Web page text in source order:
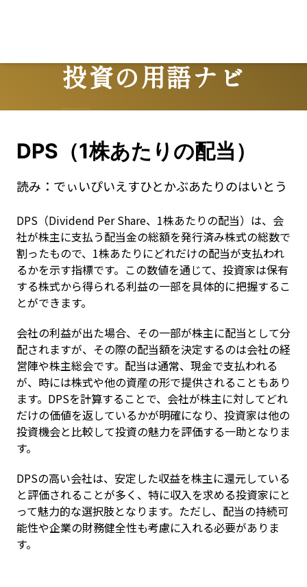
投資の用語ナビ
Terms
DPS（1株あたりの配当）
読み： でぃいぴいえすひとかぶあたりのはいとう
DPS（Dividend Per Share、1株あたりの配当）は、会
社が株主に支払う配当金の総額を発行済み株式の総数で
割ったもので、1株あたりにどれだけの配当が支払われ
るかを示す指標です。この数値を通じて、投資家は保有
する株式から得られる利益の一部を具体的に把握するこ
とができます。
会社の利益が出た場合、その一部が株主に配当として分
配されますが、その際の配当額を決定するのは会社の経
営陣や株主総会です。配当は通常、現金で支払われる
が、時には株式や他の資産の形で提供されることもあり
ます。DPSを計算することで、会社が株主に対してどれ
だけの価値を返しているかが明確になり、投資家は他の
投資機会と比較して投資の魅力を評価する一助となりま
す。
DPSの高い会社は、安定した収益を株主に還元している
と評価されることが多く、特に収入を求める投資家にと
って魅力的な選択肢となります。ただし、配当の持続可
能性や企業の財務健全性も考慮に入れる必要がありま
す。